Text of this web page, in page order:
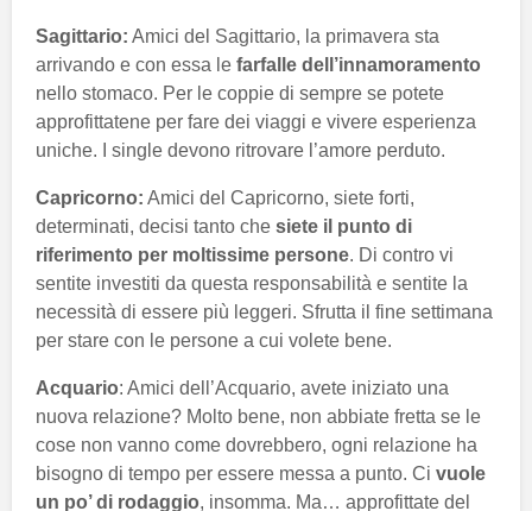
Sagittario: Amici del Sagittario, la primavera sta
arrivando e con essa le farfalle dell’innamoramento
nello stomaco. Per le coppie di sempre se potete
approfittatene per fare dei viaggi e vivere esperienza
uniche. I single devono ritrovare l’amore perduto.
Capricorno: Amici del Capricorno, siete forti,
determinati, decisi tanto che siete il punto di
riferimento per moltissime persone. Di contro vi
sentite investiti da questa responsabilità e sentite la
necessità di essere più leggeri. Sfrutta il fine settimana
per stare con le persone a cui volete bene.
Acquario: Amici dell’Acquario, avete iniziato una
nuova relazione? Molto bene, non abbiate fretta se le
cose non vanno come dovrebbero, ogni relazione ha
bisogno di tempo per essere messa a punto. Ci vuole
un po’ di rodaggio, insomma. Ma… approfittate del